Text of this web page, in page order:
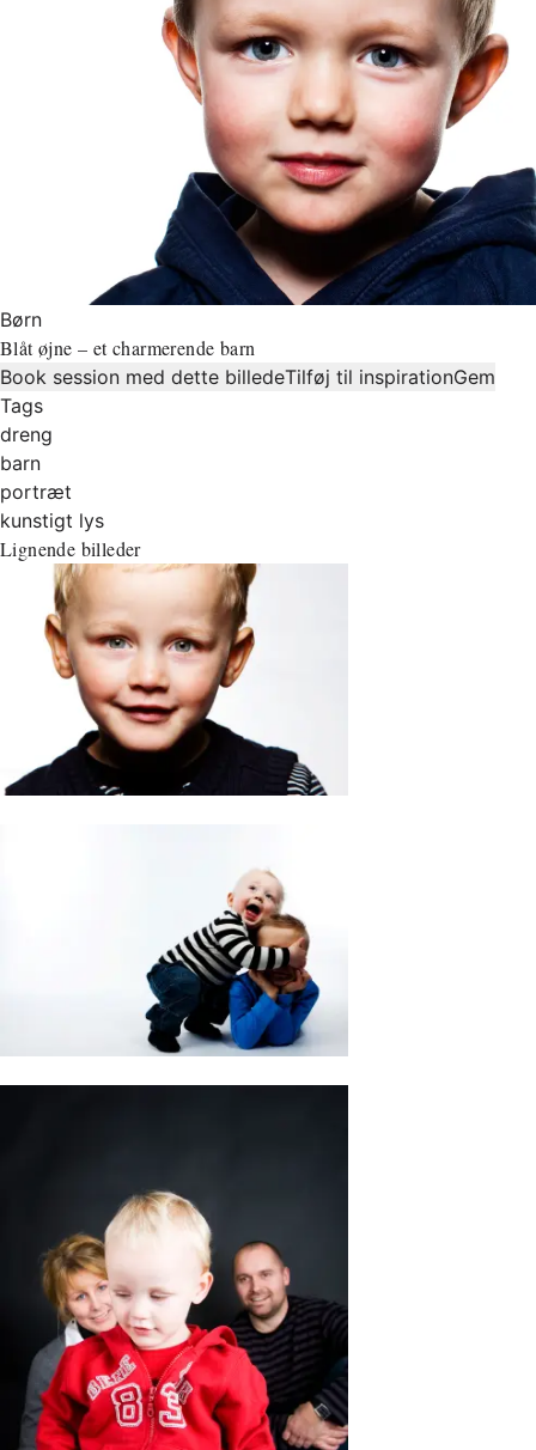
Børn
Blåt øjne – et charmerende barn
Book session med dette billedeTilføj til inspirationGem
Tags
dreng
barn
portræt
kunstigt lys
Lignende billeder